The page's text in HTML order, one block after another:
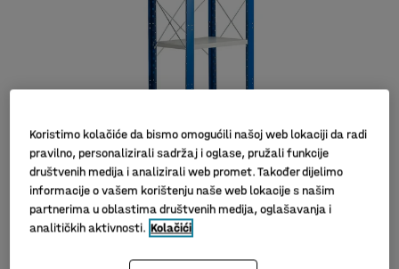
Slični proizvodi
Koristimo kolačiće da bismo omogućili našoj web lokaciji da radi
pravilno, personalizirali sadržaj i oglase, pružali funkcije
društvenih medija i analizirali web promet. Također dijelimo
informacije o vašem korištenju naše web lokacije s našim
partnerima u oblastima društvenih medija, oglašavanja i
analitičkih aktivnosti. Kolačići